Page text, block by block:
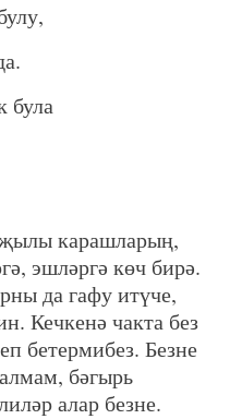
була
карашларың,
эшләргә көч бирә.
да гафу итүче,
Кечкенә чакта без
бетермибез. Безне
бәгырь
алар безне.